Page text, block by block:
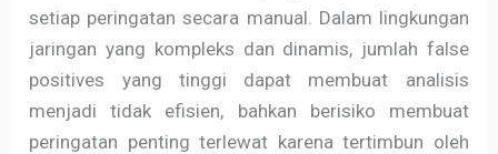
setiap peringatan secara manual. Dalam lingkungan
jaringan yang kompleks dan dinamis, jumlah false
positives yang tinggi dapat membuat analisis
menjadi tidak efisien, bahkan berisiko membuat
peringatan penting terlewat karena tertimbun oleh